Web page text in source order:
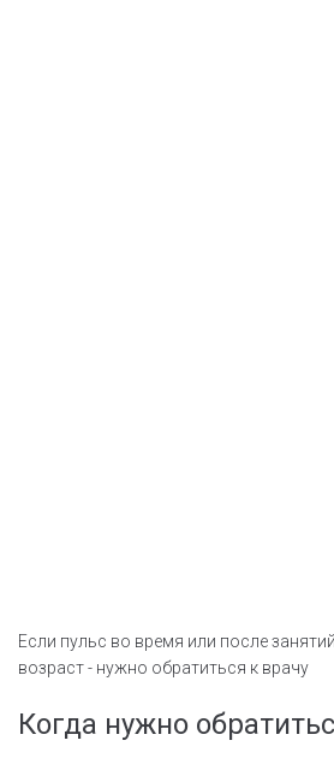
Если пульс во время или после
возраст - нужно обратиться к врачу
Когда нужно